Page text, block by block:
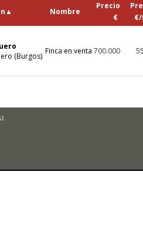
▲ Nombre
Precio
€
€/
(Burgos)
Finca en venta 700.000